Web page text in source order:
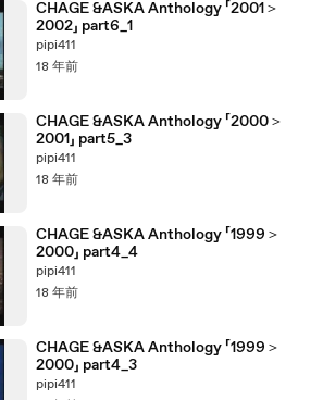
CHAGE &ASKA Anthology 「2001＞
2002」 part6_1
pipi411
18 年前
CHAGE &ASKA Anthology 「2000＞
2001」 part5_3
pipi411
18 年前
CHAGE &ASKA Anthology 「1999＞
2000」 part4_4
pipi411
18 年前
CHAGE &ASKA Anthology 「1999＞
2000」 part4_3
pipi411